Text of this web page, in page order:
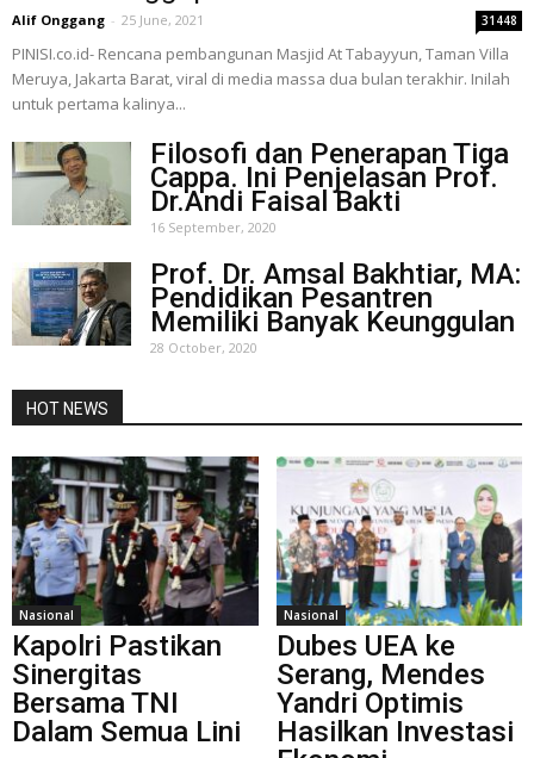
Alif Onggang - 25 June, 2021 31448
PINISI.co.id- Rencana pembangunan Masjid At Tabayyun, Taman Villa
Meruya, Jakarta Barat, viral di media massa dua bulan terakhir. Inilah
untuk pertama kalinya...
Filosofi dan Penerapan Tiga
Cappa. Ini Penjelasan Prof.
Dr.Andi Faisal Bakti
16 September, 2020
Prof. Dr. Amsal Bakhtiar, MA:
Pendidikan Pesantren
Memiliki Banyak Keunggulan
28 October, 2020
HOT NEWS
Nasional
Kapolri Pastikan
Sinergitas
Bersama TNI
Dalam Semua Lini
Nasional
Dubes UEA ke
Serang, Mendes
Yandri Optimis
Hasilkan Investasi